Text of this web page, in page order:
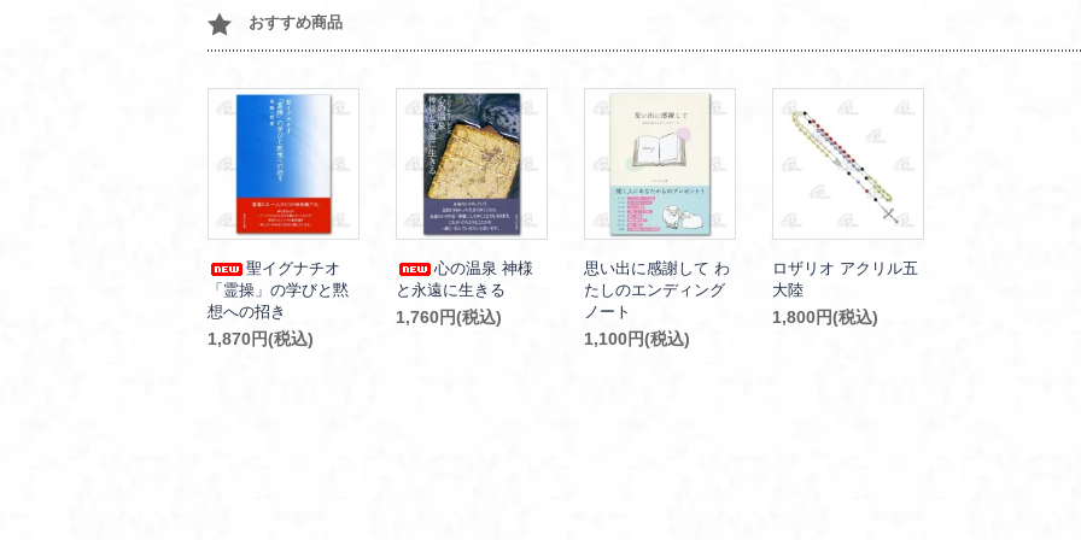
おすすめ商品
聖イグナチオ
「霊操」の学びと黙
想への招き
1,870円(税込)
心の温泉 神様
と永遠に生きる
1,760円(税込)
思い出に感謝して わ
たしのエンディング
ノート
1,100円(税込)
ロザリオ アクリル五
大陸
1,800円(税込)